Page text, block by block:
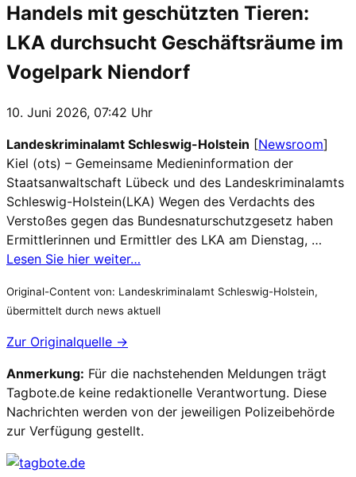
Handels mit geschützten Tieren:
LKA durchsucht Geschäftsräume im
Vogelpark Niendorf
10. Juni 2026, 07:42 Uhr
Landeskriminalamt Schleswig-Holstein [Newsroom]
Kiel (ots) – Gemeinsame Medieninformation der
Staatsanwaltschaft Lübeck und des Landeskriminalamts
Schleswig-Holstein(LKA) Wegen des Verdachts des
Verstoßes gegen das Bundesnaturschutzgesetz haben
Ermittlerinnen und Ermittler des LKA am Dienstag, …
Lesen Sie hier weiter…
Original-Content von: Landeskriminalamt Schleswig-Holstein,
übermittelt durch news aktuell
Zur Originalquelle →
Anmerkung: Für die nachstehenden Meldungen trägt
Tagbote.de keine redaktionelle Verantwortung. Diese
Nachrichten werden von der jeweiligen Polizeibehörde
zur Verfügung gestellt.